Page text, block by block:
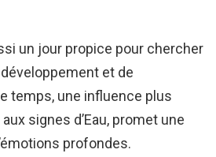
un jour propice pour chercher
et de
temps, une influence plus
signes d’Eau, promet une
profondes.